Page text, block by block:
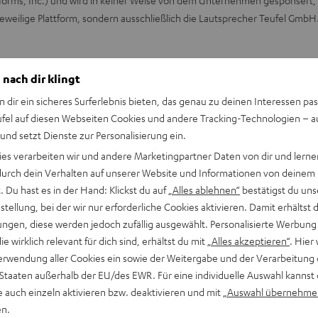
Plattform, sondern ausschließlich die Lautsprecher Teufel GmbH.
Str. 44, 10787 Berlin für Teilnahmeberechtigte aus
und der Schweiz, die zum Zeitpunkt der Teilnahme mindestens
und mit ihnen in häuslicher Gemeinschaft lebenden Personen. Die
Anmeldung über den eigenen Facebook Account notwendig.
kommentieren
15.07.2026. Die Teilnahme ist nur bis zum Gewinnspielende am
verpflichtet sich, sich vor der Teilnahme am Gewinnspiel mit
Teufel GmbH das Recht vor, Personen vom Gewinnspiel
bedienen oder sich anderweitig durch Manipulation Vorteile
ausgeschlossen werden.
nach dir klingt
dir ein sicheres Surferlebnis bieten, das genau zu deinen Interessen
auf diesen Webseiten Cookies und andere Tracking-Technologien –
setzt Dienste zur Personalisierung ein.
verarbeiten wir und andere Marketingpartner Daten von dir und
dein Verhalten auf unserer Website und Informationen von deinem
Du hast es in der Hand: Klickst du auf „Alles ablehnen“ bestätigst du
bei der wir nur erforderliche Cookies aktivieren. Damit erhältst
diese werden jedoch zufällig ausgewählt. Personalisierte
wirklich relevant für dich sind, erhältst du mit „Alles akzeptieren“. Hier
aller Cookies ein sowie der Weitergabe und der Verarbeitung
außerhalb der EU/des EWR. Für eine individuelle Auswahl kannst
auch einzeln aktivieren bzw. deaktivieren und mit „Auswahl